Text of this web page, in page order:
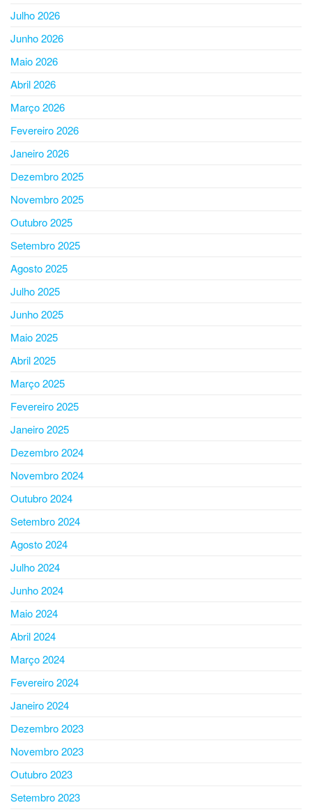
Julho 2026
Junho 2026
Maio 2026
Abril 2026
Março 2026
Fevereiro 2026
Janeiro 2026
Dezembro 2025
Novembro 2025
Outubro 2025
Setembro 2025
Agosto 2025
Julho 2025
Junho 2025
Maio 2025
Abril 2025
Março 2025
Fevereiro 2025
Janeiro 2025
Dezembro 2024
Novembro 2024
Outubro 2024
Setembro 2024
Agosto 2024
Julho 2024
Junho 2024
Maio 2024
Abril 2024
Março 2024
Fevereiro 2024
Janeiro 2024
Dezembro 2023
Novembro 2023
Outubro 2023
Setembro 2023